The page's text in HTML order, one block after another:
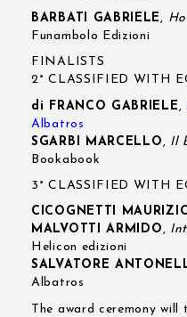
BARBATI GABRIELE ,
Funambolo Edizioni
FINALISTS
2° CLASSIFIED WITH
di FRANCO GABRIELE ,
Albatros
SGARBI MARCELLO , Il
Bookabook
3° CLASSIFIED WITH
CICOGNETTI
MALVOTTI ARMIDO,
Helicon edizioni
SALVATORE
Albatros
The award ceremony